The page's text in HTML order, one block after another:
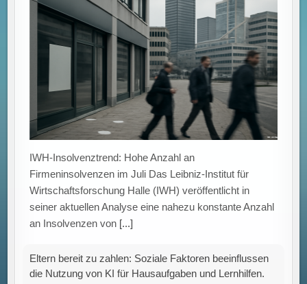
Künstliche Intelligenz bei Hausaufgaben: Einfluss
sozialer Faktoren auf die Zahlungsbereitschaft der
Eltern Eine aktuelle Untersuchung zeigt, dass die
Nutzung künstlicher Intelligenz (KI) für schulische
Aufgaben[...]
Neuer Leitfaden zur CO₂-Fußabdruck-Berechnung:
Praxisorientierte Methodik für die Industrie durch